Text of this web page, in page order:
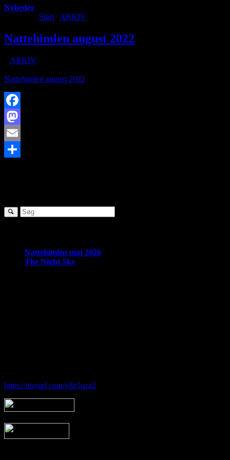
Nyheder
Start ARKIV
Nattehimlen august 2022
ARKIV
Nattehimlen august 2022
Facebook
Mastodon
Email
Nattehimlen maj 2026
The Night Sky
https://tinyurl.com/y8z5uza2